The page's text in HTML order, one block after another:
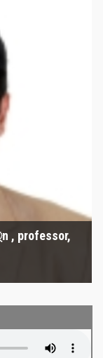
, professor,